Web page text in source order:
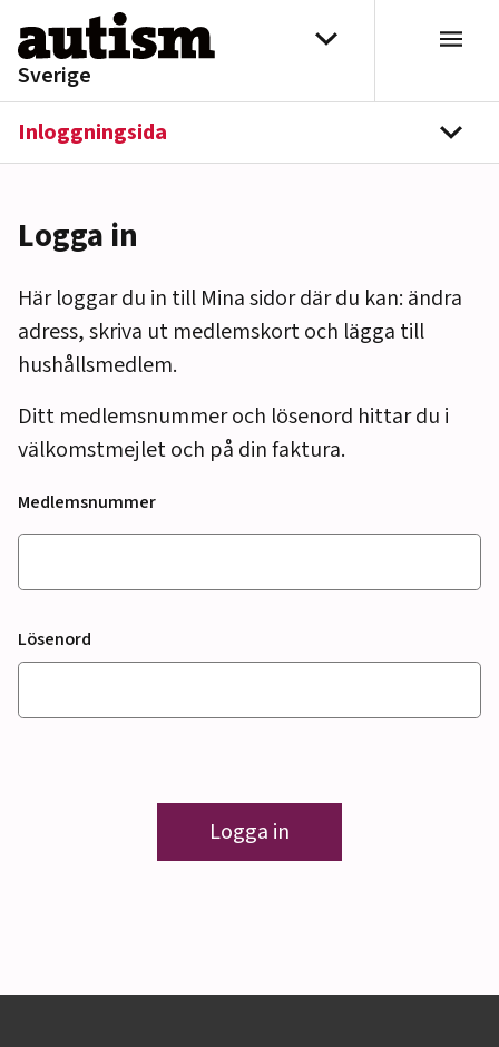
Hoppa till innehåll
Sverige
Välj distrikt
Inloggningsida
Logga in
Här loggar du in till Mina sidor där du kan: ändra
adress, skriva ut medlemskort och lägga till
hushållsmedlem.
Ditt medlemsnummer och lösenord hittar du i
välkomstmejlet och på din faktura.
Medlemsnummer
Lösenord
Logga in